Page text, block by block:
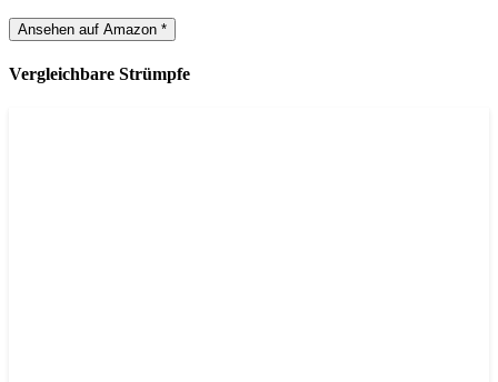
Ansehen auf Amazon *
Vergleichbare Strümpfe